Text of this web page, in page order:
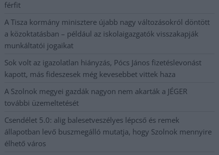
férfit
A Tisza kormány minisztere újabb nagy változásokról döntött
a közoktatásban – például az iskolaigazgatók visszakapják
munkáltatói jogaikat
Sok volt az igazolatlan hiányzás, Pócs János fizetéslevonást
kapott, más fideszesek még kevesebbet vittek haza
A Szolnok megyei gazdák nagyon nem akarták a JÉGER
további üzemeltetését
Csendélet 5.0: alig balesetveszélyes lépcső és remek
állapotban levő buszmegálló mutatja, hogy Szolnok mennyire
élhető város